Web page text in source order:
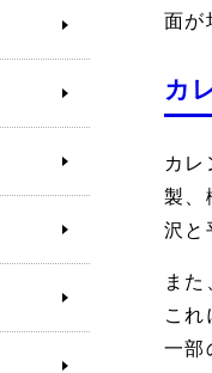
面が
カ
カレ
製、
沢と
ま
これ
一部